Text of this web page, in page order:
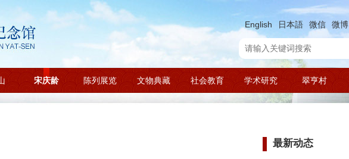
English 日本語 微信 微博
宋庆龄 陈列展览 文物典藏 社会教育 学术研究 翠亨村
最新动态